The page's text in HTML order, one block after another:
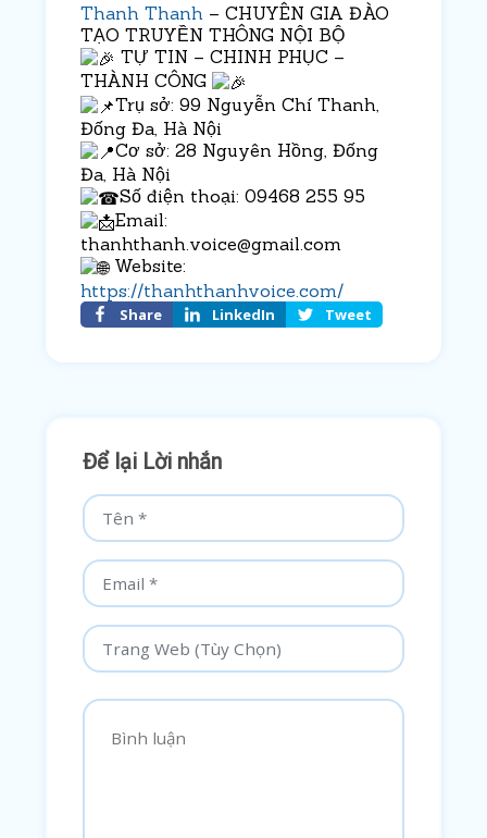
Thanh Thanh – CHUYÊN GIA ĐÀO
TẠO TRUYỀN THÔNG NỘI BỘ
TỰ TIN – CHINH PHỤC –
THÀNH CÔNG
Trụ sở: 99 Nguyễn Chí Thanh,
Đống Đa, Hà Nội
Cơ sở: 28 Nguyên Hồng, Đống
Đa, Hà Nội
Số điện thoại: 09468 255 95
Email:
thanhthanh.voice@gmail.com
Website:
https://thanhthanhvoice.com/
Share LinkedIn Tweet
Để lại Lời nhắn